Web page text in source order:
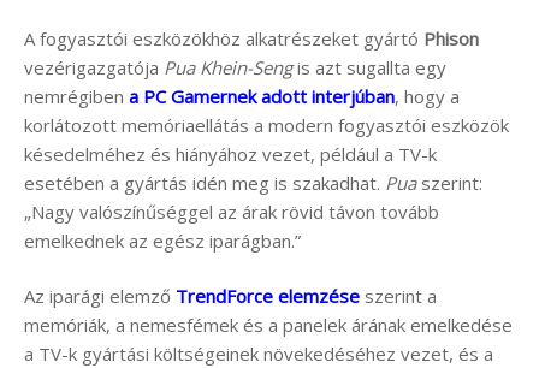
A fogyasztói eszközökhöz alkatrészeket gyártó Phison
vezérigazgatója Pua Khein-Sengis azt sugallta egy
nemrégiben a PC Gamernek adott interjúban, hogy a
korlátozott memóriaellátás a modern fogyasztói eszközök
késedelméhez és hiányához vezet, például a TV-k
esetében a gyártás idén meg is szakadhat. Puaszerint:
„Nagy valószínűséggel az árak rövid távon tovább
emelkednek az egész iparágban.”
Az iparági elemző TrendForce elemzése szerint a
memóriák, a nemesfémek és a panelek árának emelkedése
a TV-k gyártási költségeinek növekedéséhez vezet, és a